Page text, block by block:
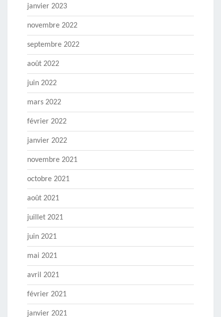
janvier 2023
novembre 2022
septembre 2022
août 2022
juin 2022
mars 2022
février 2022
janvier 2022
novembre 2021
octobre 2021
août 2021
juillet 2021
juin 2021
mai 2021
avril 2021
février 2021
janvier 2021